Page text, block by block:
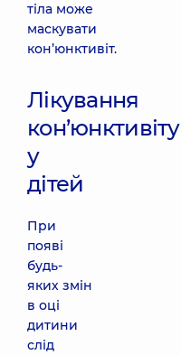
тіла може
маскувати
кон’юнктивіт.
Лікування
кон’юнктивіту
у
дітей
При
появі
будь-
яких змін
в оці
дитини
слід